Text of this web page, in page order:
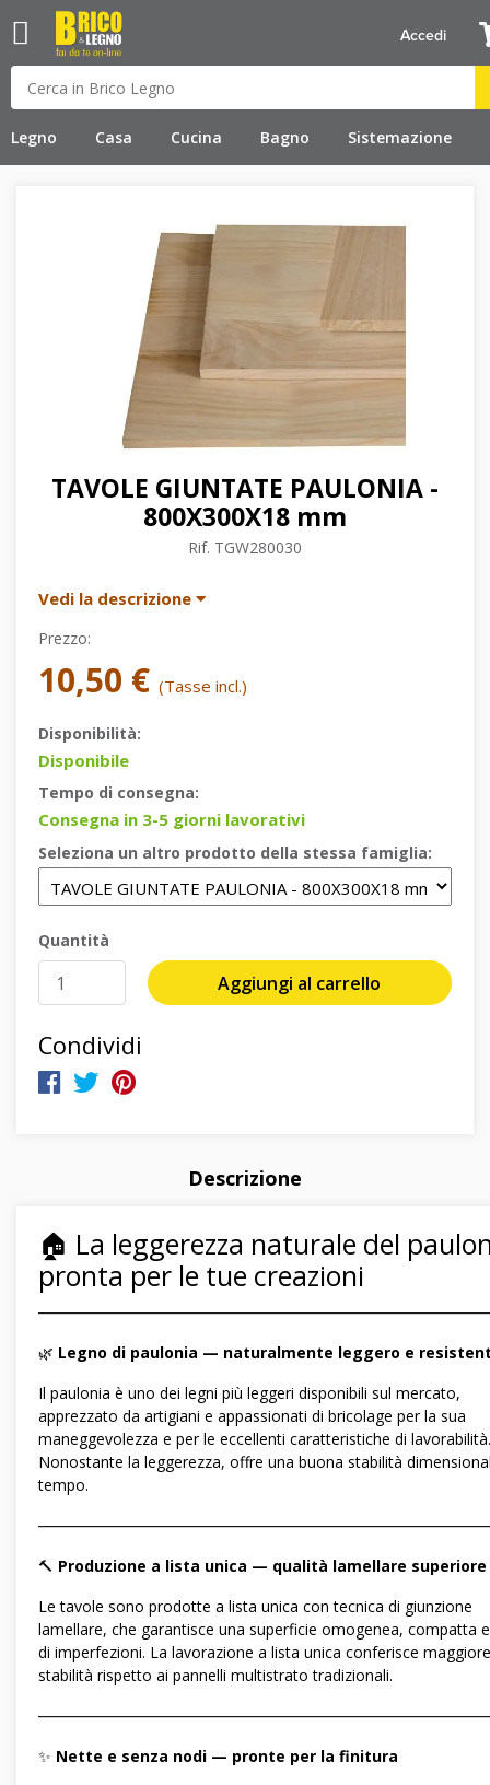
Legno Casa Cucina Bagno Sistemazione
Accedi
TAVOLE GIUNTATE PAULONIA -
800X300X18 mm
Rif. TGW280030
Vedi la descrizione
Prezzo:
10,50 € (Tasse incl.)
Disponibilità:
Disponibile
Tempo di consegna:
Consegna in 3-5 giorni lavorativi
Seleziona un altro prodotto della stessa famiglia:
Quantità
Aggiungi al carrello
Condividi
Descrizione
🏠 La leggerezza naturale del
pronta per le tue creazioni
🌿 Legno di paulonia — naturalmente leggero e
Il paulonia è uno dei legni più leggeri disponibili sul mercato,
apprezzato da artigiani e appassionati di bricolage per la sua
maneggevolezza e per le eccellenti caratteristiche di lavorabilità.
Nonostante la leggerezza, offre una buona stabilità
tempo.
🔨 Produzione a lista unica — qualità lamellare superiore
Le tavole sono prodotte a lista unica con tecnica di giunzione
lamellare, che garantisce una superficie omogenea, compatta
di imperfezioni. La lavorazione a lista unica conferisce maggiore
stabilità rispetto ai pannelli multistrato tradizionali.
✨ Nette e senza nodi — pronte per la finitura